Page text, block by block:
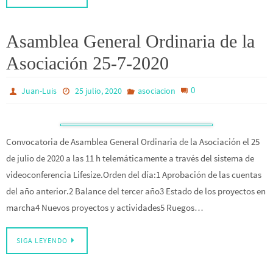
Asamblea General Ordinaria de la
Asociación 25-7-2020
Juan-Luis 25 julio, 2020 asociacion 0
Convocatoria de Asamblea General Ordinaria de la Asociación el 25
de julio de 2020 a las 11 h telemáticamente a través del sistema de
videoconferencia Lifesize.Orden del día:1 Aprobación de las cuentas
del año anterior.2 Balance del tercer año3 Estado de los proyectos en
marcha4 Nuevos proyectos y actividades5 Ruegos…
SIGA LEYENDO